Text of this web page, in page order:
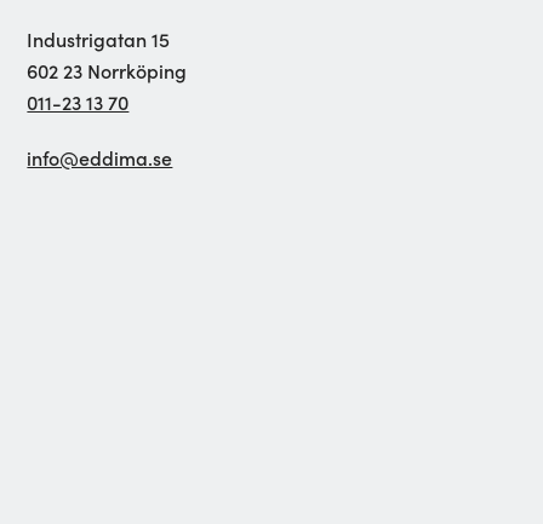
Industrigatan 15
602 23 Norrköping
011-23 13 70
info@eddima.se